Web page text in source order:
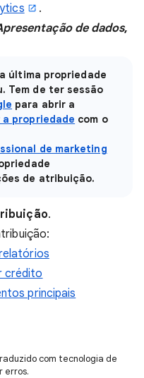
.
de dados,
última propriedade
Tem de ter sessão
para abrir a
propriedade com o
de marketing
de atribuição.
.
crédito
principais
com tecnologia de
erros.